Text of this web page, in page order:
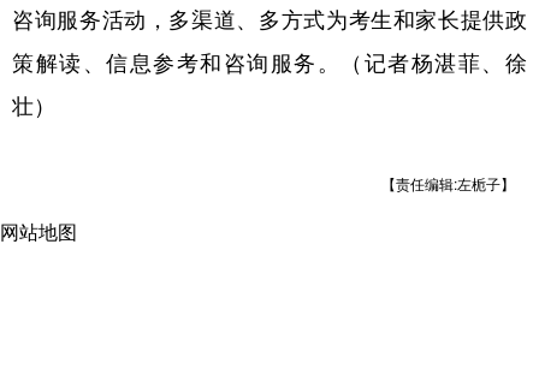
咨询服务活动，多渠道、多方式为考生和家长提供政
策解读、信息参考和咨询服务。（记者杨湛菲、徐
壮）
【责任编辑:左栀子】
网站地图